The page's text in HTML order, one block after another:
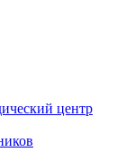
центр